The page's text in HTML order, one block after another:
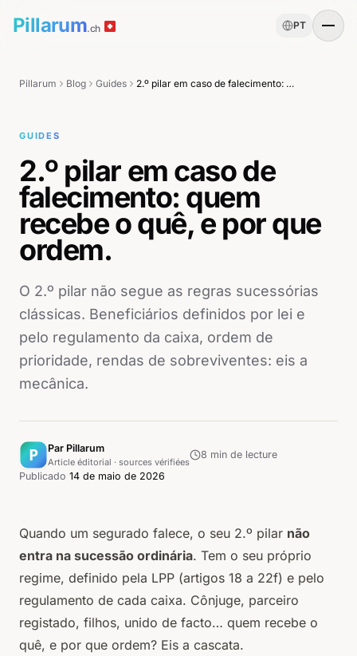
Pillarum.ch PT
Pillarum Blog Guides 2.º pilar em caso de falecimento: quem recebe o quê, e por que ordem.
GUIDES
2.º pilar em caso de
falecimento: quem
recebe o quê, e por que
ordem.
O 2.º pilar não segue as regras sucessórias
clássicas. Beneficiários definidos por lei e
pelo regulamento da caixa, ordem de
prioridade, rendas de sobreviventes: eis a
mecânica.
Par Pillarum
Article éditorial · sources vérifiées
8 min de lecture
Publicado 14 de maio de 2026
Quando um segurado falece, o seu 2.º pilar não
entra na sucessão ordinária. Tem o seu próprio
regime, definido pela LPP (artigos 18 a 22f) e pelo
regulamento de cada caixa. Cônjuge, parceiro
registado, filhos, unido de facto… quem recebe o
quê, e por que ordem? Eis a cascata.